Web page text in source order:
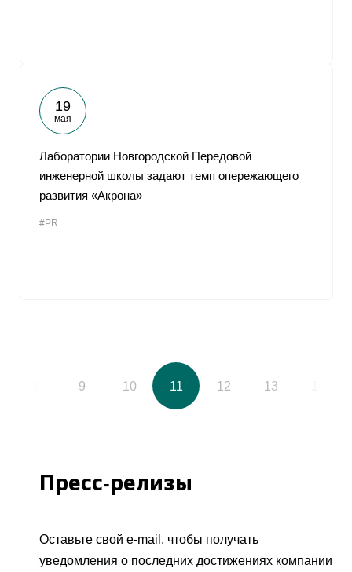
19
мая
Лаборатории Новгородской Передовой
инженерной школы задают темп опережающего
развития «Акрона»
#PR
9 10 11 12 13
Пресс-релизы
Оставьте свой e-mail, чтобы получать
уведомления о последних достижениях компании